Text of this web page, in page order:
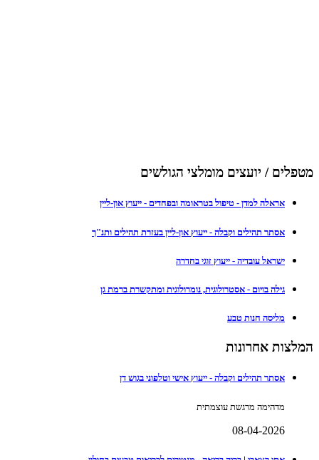
מטפלים / יועצים מומלצי הגולשים
אראלה למדן - טיפול בטראומה ובפחדים - ייעוץ און-ליין
אסתר תהילים וקבלה - ייעוץ און-ליין בעזרת תהילים ותנ"ך
ישראל עובדיה - ייעוץ זוגי בחדרה
גילה בויום - אסטרולוגית, נומרולוגית ומתקשרת ברמת גן
מליסה חנות טבע
המלצות אחרונות
אסתר תהילים וקבלה - ייעוץ אישי וטלפוני בגוש דן
מדהימה מרגשת עוצמתית
08-04-2026